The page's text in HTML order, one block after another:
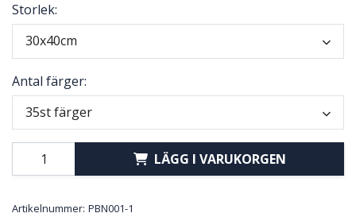
Storlek:
30x40cm
Antal färger:
35st färger
LÄGG I VARUKORGEN
Artikelnummer: PBN001-1